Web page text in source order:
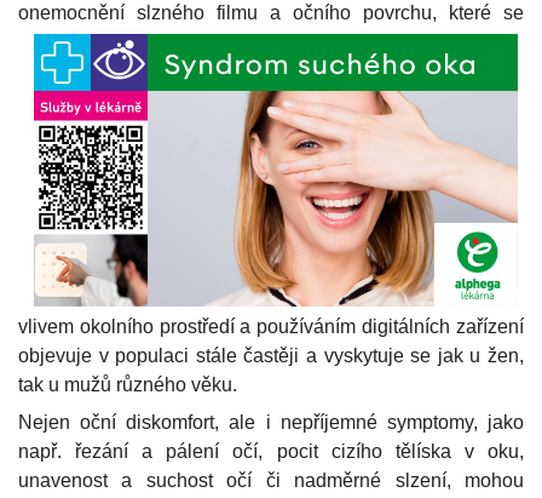
onemocnění slzného filmu a očního povrchu, které se
vlivem okolního prostředí a používáním digitálních zařízení
objevuje v populaci stále častěji a vyskytuje se jak u žen,
tak u mužů různého věku.
Nejen oční diskomfort, ale i nepříjemné symptomy, jako
např. řezání a pálení očí, pocit cizího tělíska v oku,
unavenost a suchost očí či nadměrné slzení, mohou